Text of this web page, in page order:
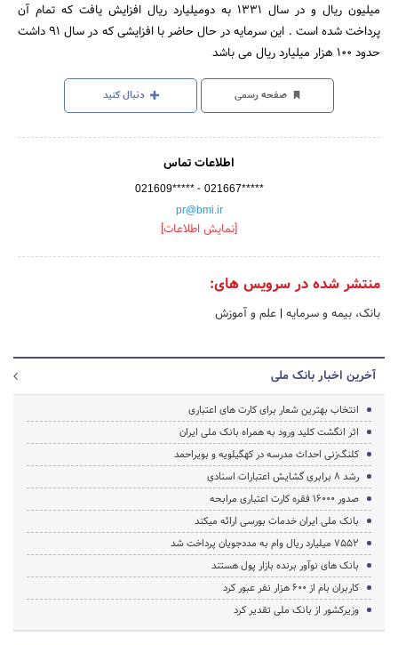
میلیون ریال و در سال 1331 به دومیلیارد ریال افزایش یافت که تمام آن
پرداخت شده است . این سرمایه در حال حاضر با افزایشی که در سال 91 داشت
حدود 100 هزار میلیارد ریال می باشد
صفحه رسمی دنبال کنید
اطلاعات تماس
021609***** - 021667*****
pr@bmi.ir
[نمایش اطلاعات]
منتشر شده در سرویس های:
بانک، بیمه و سرمایه | علم و آموزش
آخرین اخبار بانک ملی
انتخاب بهترین شعار برای کارت های اعتباری
اثر انگشت کلید ورود به همراه بانک ملی ایران
کلنگ‌زنی احداث مدرسه در کهگیلویه و بویراحمد
رشد 8 برابری گشایش اعتبارات اسنادی
صدور 16000 فقره کارت اعتباری مرابحه
بانک ملی ایران خدمات بورسی ارائه می‎کند
7552 میلیارد ریال وام به مددجویان پرداخت شد
بانک های نوآور برنده بازار پول هستند
کاربران بام از 600 هزار نفر عبور کرد
وزیرکشور از بانک ملی تقدیر کرد